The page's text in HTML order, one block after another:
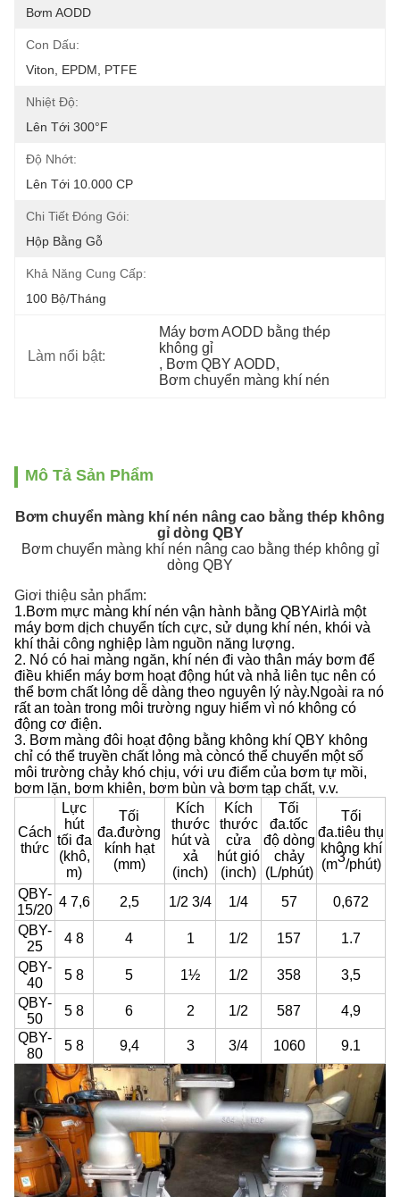
Bơm AODD
Con Dấu:
Viton, EPDM, PTFE
Nhiệt Độ:
Lên Tới 300°F
Độ Nhớt:
Lên Tới 10.000 CP
Chi Tiết Đóng Gói:
Hộp Bằng Gỗ
Khả Năng Cung Cấp:
100 Bộ/tháng
Làm nổi bật:
Máy bơm AODD bằng thép
không gỉ
, Bơm QBY AODD,
Bơm chuyển màng khí nén
Mô Tả Sản Phẩm
Bơm chuyển màng khí nén nâng cao bằng thép không
gỉ dòng QBY
Bơm chuyển màng khí nén nâng cao bằng thép không gỉ
dòng QBY
Giơi thiệu sản phẩm:
1.Bơm mực màng khí nén vận hành bằng QBYAir là một
máy bơm dịch chuyển tích cực, sử dụng khí nén, khói và
khí thải công nghiệp làm nguồn năng lượng.
2. Nó có hai màng ngăn, khí nén đi vào thân máy bơm để
điều khiển máy bơm hoạt động hút và nhả liên tục nên có
thể bơm chất lỏng dễ dàng theo nguyên lý này.Ngoài ra nó
rất an toàn trong môi trường nguy hiểm vì nó không có
động cơ điện.
3. Bơm màng đôi hoạt động bằng không khí QBY không
chỉ có thể truyền chất lỏng mà còncó thể chuyển một số
môi trường chảy khó chịu, với ưu điểm của bơm tự mồi,
bơm lặn, bơm khiên, bơm bùn và bơm tạp chất, v.v.
Cách
thức
Lực
hút
tối đa
(khô,
m)
Tối
đa.đường
kính hạt
(mm)
Kích
thước
hút và
xả
(inch)
Kích
thước
cửa
hút gió
(inch)
Tối
đa.tốc
độ dòng
chảy
(L/phút)
Tối
đa.tiêu thụ
không khí
(m3/phút)
QBY-
15/20
4 7,6 2,5 1/2 3/4 1/4 57
0,672
QBY-
25
4 8 4 1 1/2 157
1.7
QBY-
40
5 8 5 1½ 1/2 358
3,5
QBY-
50
5 8 6 2 1/2 587
4,9
QBY-
80
5 8 9,4 3 3/4 1060 9.1